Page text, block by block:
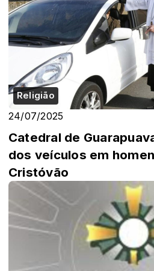
Religião
24/07/2025
Catedral de
dos veículos em
Cristóvão